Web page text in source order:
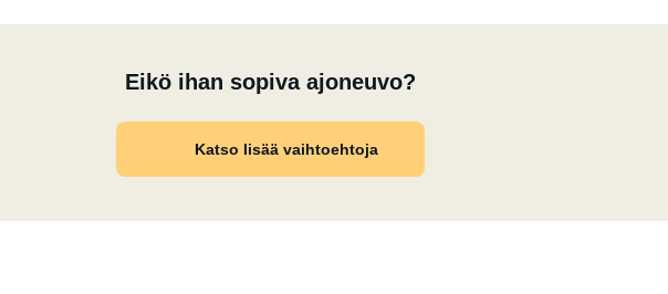
watin huipputeholla mistä tahansa tavallisesta
Eikö ihan sopiva ajoneuvo?
Katso lisää vaihtoehtoja